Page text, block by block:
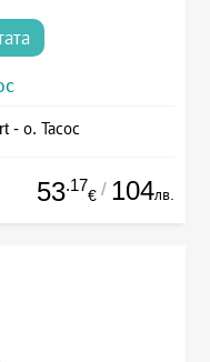
- о. Тасос
53.17
€ / 104лв.